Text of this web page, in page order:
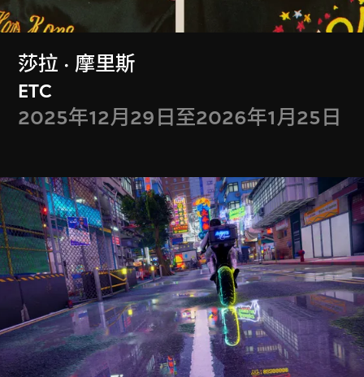
莎拉 · 摩里斯
ETC
2025年12月29日至2026年1月25日
會籍禮遇
全年免費入場參觀
攜同賓客享用M+會員會館
獲贈M+會員限量版單肩袋乙個
每季可獲M+夜不同禮券一張
獲贈M+戲院免費門票兩張
M+會員每月獨家導賞團
……更多會員禮遇 等你發掘！